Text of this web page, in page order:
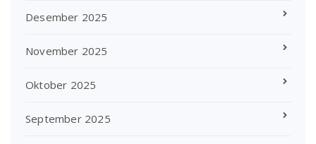
Desember 2025
November 2025
Oktober 2025
September 2025